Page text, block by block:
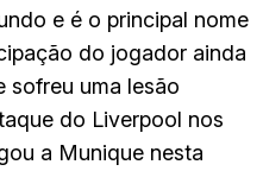
e é o principal nome
do jogador ainda
sofreu uma lesão
do Liverpool nos
a Munique nesta